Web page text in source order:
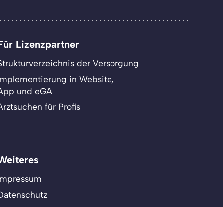
Lizenzpartner
der Versorgung
in Website,
und eGA
für Profis